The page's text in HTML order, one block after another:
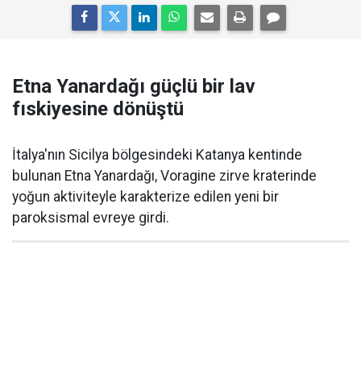
Etna Yanardağı güçlü bir lav
fıskiyesine dönüştü
İtalya'nın Sicilya bölgesindeki Katanya kentinde
bulunan Etna Yanardağı, Voragine zirve kraterinde
yoğun aktiviteyle karakterize edilen yeni bir
paroksismal evreye girdi.